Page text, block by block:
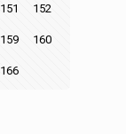
151 152
159 160
166